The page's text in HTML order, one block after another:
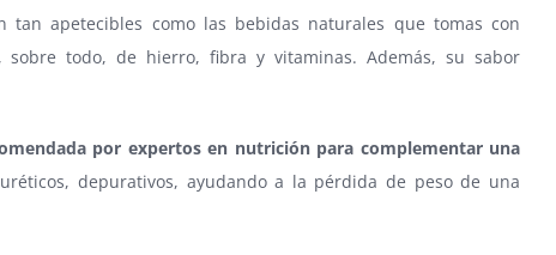
apetecibles como las bebidas naturales que tomas con
todo, de hierro, fibra y vitaminas. Además, su sabor
por expertos en nutrición para complementar una
depurativos, ayudando a la pérdida de peso de una